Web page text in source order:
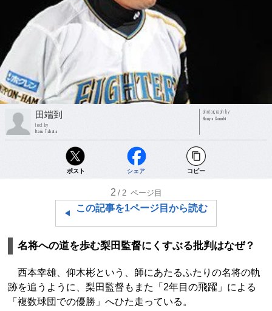
田端到
text by
Itaru Tabata
photograph by
Naoya Sanuki
ポスト シェア コピー
2 /2 ページ目
この記事を1ページ目から読む
名将への道を歩む梨田監督にくすぶる批判はなぜ？
西本幸雄、仰木彬という、師にあたるふたりの名将の軌
跡を追うように、梨田監督もまた「2年目の飛躍」による
「複数球団での優勝」へひた走っている。